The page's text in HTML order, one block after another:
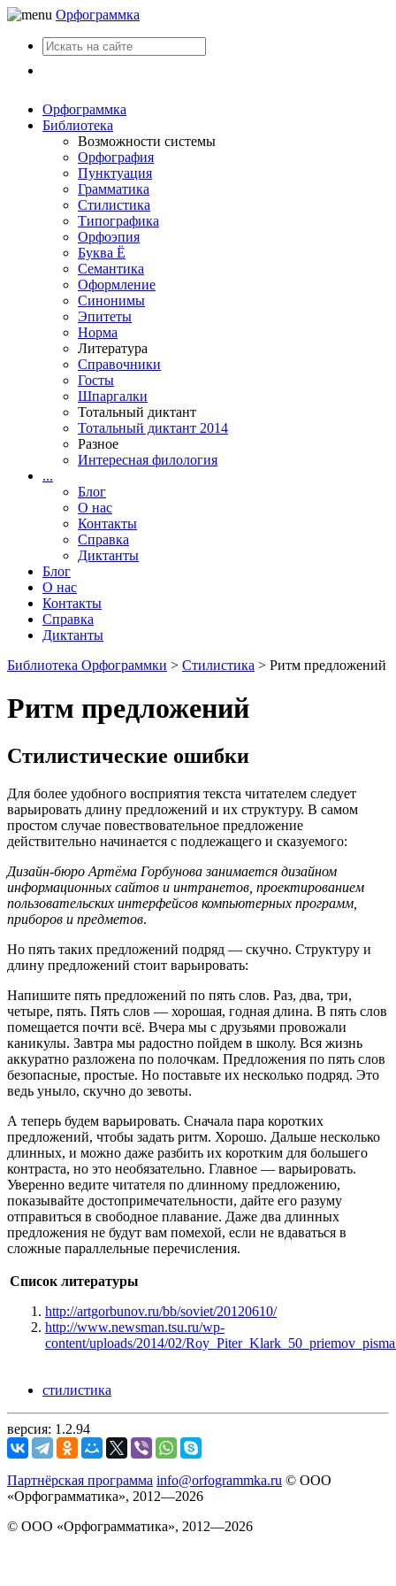
Орфограммка
Орфограммка
Библиотека
Возможности системы
Орфография
Пунктуация
Грамматика
Стилистика
Типографика
Орфоэпия
Буква Ё
Семантика
Оформление
Синонимы
Эпитеты
Норма
Литература
Справочники
Госты
Шпаргалки
Тотальный диктант
Тотальный диктант 2014
Разное
Интересная филология
...
Блог
О нас
Контакты
Справка
Диктанты
Блог
О нас
Контакты
Справка
Диктанты
Библиотека Орфограммки > Стилистика > Ритм предложений
Ритм предложений
Стилистические ошибки
Для более удобного восприятия текста читателем следует
варьировать длину предложений и их структуру. В самом
простом случае повествовательное предложение
действительно начинается с подлежащего и сказуемого:
Дизайн-бюро Артёма Горбунова занимается дизайном
информационных сайтов и интранетов, проектированием
пользовательских интерфейсов компьютерных программ,
приборов и предметов.
Но пять таких предложений подряд — скучно. Структуру и
длину предложений стоит варьировать:
Напишите пять предложений по пять слов. Раз, два, три,
четыре, пять. Пять слов — хорошая, годная длина. В пять слов
помещается почти всё. Вчера мы с друзьями провожали
каникулы. Завтра мы радостно пойдем в школу. Вся жизнь
аккуратно разложена по полочкам. Предложения по пять слов
безопасные, простые. Но поставьте их несколько подряд. Это
ведь уныло, скучно до зевоты.
А теперь будем варьировать. Сначала пара коротких
предложений, чтобы задать ритм. Хорошо. Дальше несколько
длинных, и можно даже разбить их коротким для большего
контраста, но это необязательно. Главное — варьировать.
Уверенно ведите читателя по длинному предложению,
показывайте достопримечательности, дайте его разуму
отправиться в свободное плавание. Даже два длинных
предложения не будут вам помехой, если не вдаваться в
сложные параллельные перечисления.
Список литературы
http://artgorbunov.ru/bb/soviet/20120610/
http://www.newsman.tsu.ru/wp-
content/uploads/2014/02/
стилистика
версия: 1.2.94
Партнёрская программа info@orfogrammka.ru © ООО
«Орфограмматика», 2012—2026
© ООО «Орфограмматика», 2012—2026